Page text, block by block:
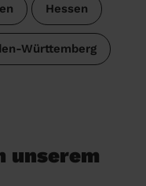
Hessen
Württemberg
unserem